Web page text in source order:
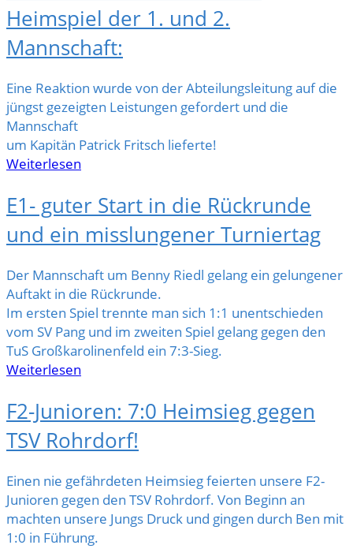
Heimspiel der 1. und 2.
Mannschaft:
Eine Reaktion wurde von der Abteilungsleitung auf die
jüngst gezeigten Leistungen gefordert und die
Mannschaft
um Kapitän Patrick Fritsch lieferte!
Weiterlesen
E1- guter Start in die Rückrunde
und ein misslungener Turniertag
Der Mannschaft um Benny Riedl gelang ein gelungener
Auftakt in die Rückrunde.
Im ersten Spiel trennte man sich 1:1 unentschieden
vom SV Pang und im zweiten Spiel gelang gegen den
TuS Großkarolinenfeld ein 7:3-Sieg.
Weiterlesen
F2-Junioren: 7:0 Heimsieg gegen
TSV Rohrdorf!
Einen nie gefährdeten Heimsieg feierten unsere F2-
Junioren gegen den TSV Rohrdorf. Von Beginn an
machten unsere Jungs Druck und gingen durch Ben mit
1:0 in Führung.